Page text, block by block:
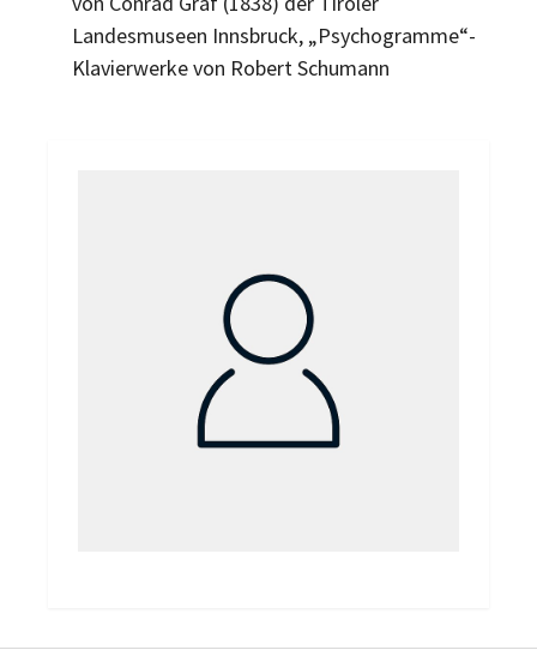
Landesmuseen Innsbruck, „Psychogramme“-
Klavierwerke von Robert Schumann